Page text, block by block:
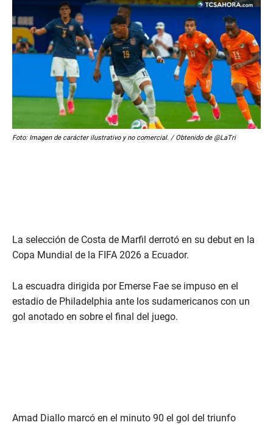
Foto: Imagen de carácter ilustrativo y no comercial. / Obtenido de @LaTri
La selección de Costa de Marfil derrotó en su debut en la
Copa Mundial de la FIFA 2026 a Ecuador.
La escuadra dirigida por Emerse Fae se impuso en el
estadio de Philadelphia ante los sudamericanos con un
gol anotado en sobre el final del juego.
Amad Diallo marcó en el minuto 90 el gol del triunfo